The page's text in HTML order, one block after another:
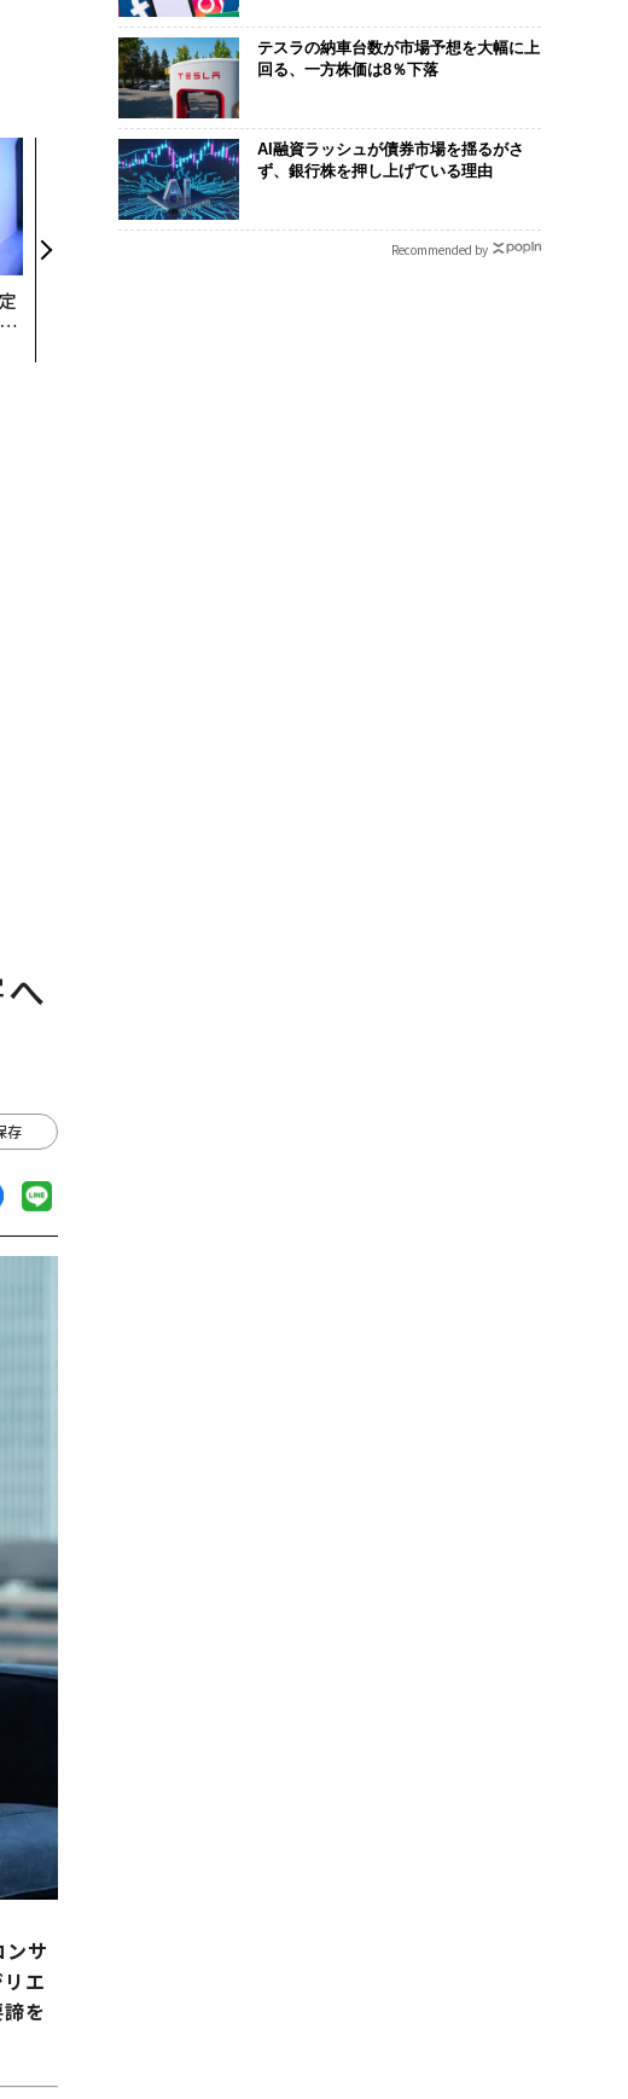
目先の転職ではなく「10
年後の価値」をつくる─
─アサインの長期伴走型
支援とは
内製化こそ、コンサルテ
ィングの本質だ レバレ
代ファームの全貌
〈7.25(土)開
ティブのキャ
テスラの納車台数が市場予想を大幅に上
回る、一方株価は8％下落
AI融資ラッシュが債券市場を揺るがさ
ず、銀行株を押し上げている理由
Recommended by
存
サ
エ
を